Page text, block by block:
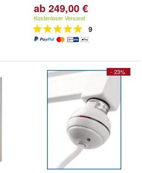
ab 249,00 €
Kostenloser Versand
9
- 23%